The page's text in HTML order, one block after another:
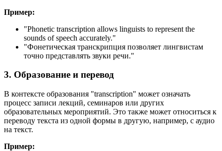
Пример:
"Phonetic transcription allows linguists to represent the
sounds of speech accurately."
"Фонетическая транскрипция позволяет лингвистам
точно представлять звуки речи."
3. Образование и перевод
В контексте образования "transcription" может означать
процесс записи лекций, семинаров или других
образовательных мероприятий. Это также может относиться к
переводу текста из одной формы в другую, например, с аудио
на текст.
Пример: